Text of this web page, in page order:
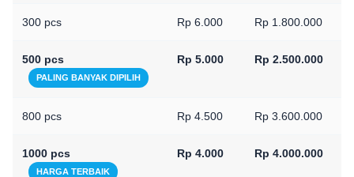
300 pcs Rp 6.000 Rp 1.800.000
500 pcs
PALING BANYAK DIPILIH
Rp 5.000 Rp 2.500.000
800 pcs Rp 4.500 Rp 3.600.000
1000 pcs
HARGA TERBAIK
Rp 4.000 Rp 4.000.000